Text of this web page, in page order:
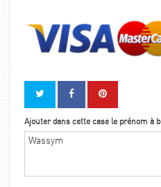
Ajouter dans cette case le prénom à